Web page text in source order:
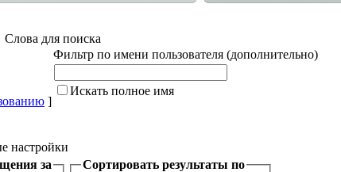
Слова для поиска
Фильтр по имени пользователя (дополнительно)
]
Искать полное имя
настройки
за Сортировать результаты по